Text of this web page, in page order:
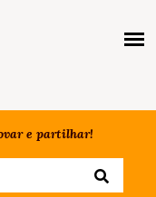
e partilhar!